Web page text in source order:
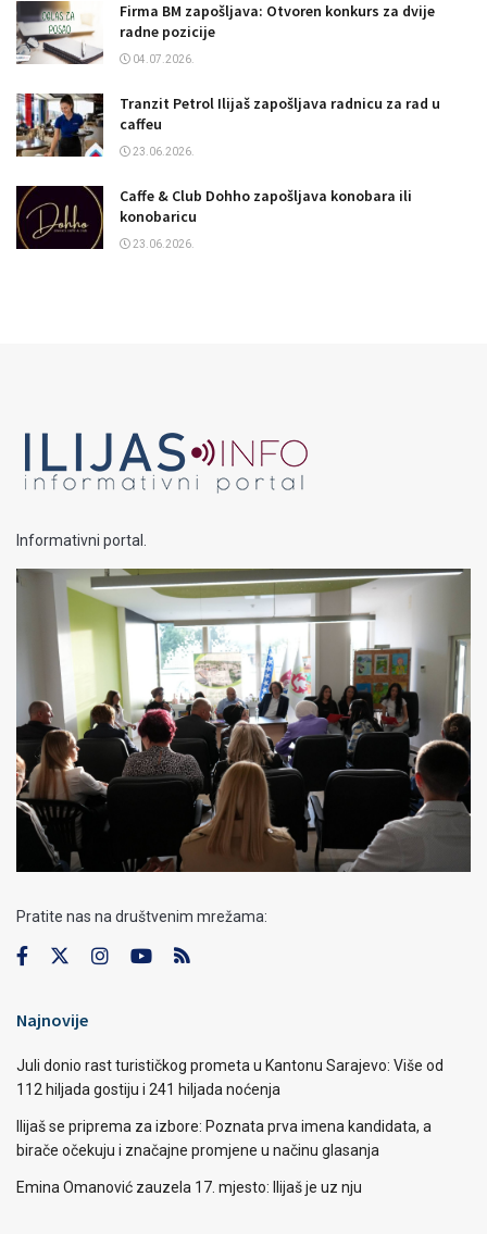
Firma BM zapošljava: Otvoren konkurs za dvije
radne pozicije
04.07.2026.
Tranzit Petrol Ilijaš zapošljava radnicu za rad u
caffeu
23.06.2026.
Caffe & Club Dohho zapošljava konobara ili
konobaricu
23.06.2026.
Informativni portal.
Pratite nas na društvenim mrežama:
Najnovije
Juli donio rast turističkog prometa u Kantonu Sarajevo: Više od
112 hiljada gostiju i 241 hiljada noćenja
Ilijaš se priprema za izbore: Poznata prva imena kandidata, a
birače očekuju i značajne promjene u načinu glasanja
Emina Omanović zauzela 17. mjesto: Ilijaš je uz nju